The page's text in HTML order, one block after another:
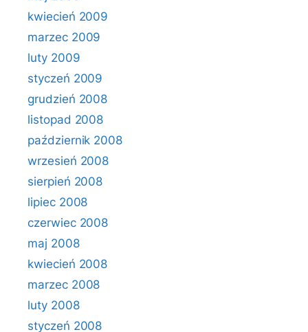
kwiecień 2009
marzec 2009
luty 2009
styczeń 2009
grudzień 2008
listopad 2008
październik 2008
wrzesień 2008
sierpień 2008
lipiec 2008
czerwiec 2008
maj 2008
kwiecień 2008
marzec 2008
luty 2008
styczeń 2008